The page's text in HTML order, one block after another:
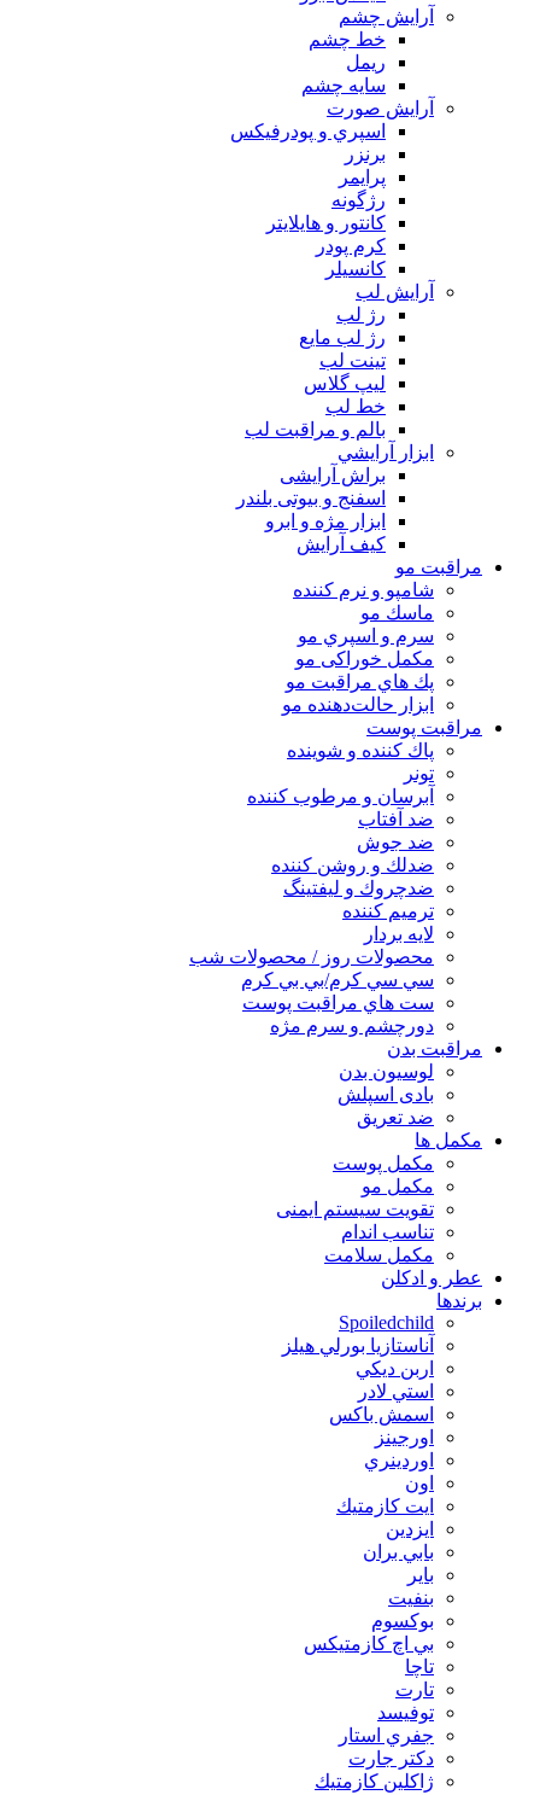
آرايش چشم
خط چشم
ريمل
سايه چشم
آرايش صورت
اسپري و پودرفيكس
برنزر
پرايمر
رژگونه
كانتور و هايلايتر
كرم پودر
كانسيلر
آرايش لب
رژ لب
رژ لب مایع
تینت لب
لیپ گلاس
خط لب
بالم و مراقبت لب
ابزار آرايشي
براش آرایشی
اسفنج و بیوتی بلندر
ابزار مژه و ابرو
کیف آرایش
مراقبت مو
شامپو و نرم كننده
ماسك مو
سرم و اسپري مو
مكمل خوراكی مو
پك هاي مراقبت مو
ابزار حالت‌دهنده مو
مراقبت پوست
پاك كننده و شوينده
تونر
آبرسان و مرطوب كننده
ضد آفتاب
ضد جوش
ضدلك و روشن كننده
ضدچروك و ليفتينگ
ترميم كننده
لايه بردار
محصولات روز / محصولات شب
سي سي كرم/بي بي كرم
ست هاي مراقبت پوست
دورچشم و سرم مژه
مراقبت بدن
لوسیون بدن
بادی اسپلش
ضد تعریق
مكمل ها
مکمل پوست
مکمل مو
تقویت سیستم ایمنی
تناسب اندام
مکمل سلامت
عطر و ادکلن
برندها
Spoiledchild
آناستازيا بورلي هيلز
اربن ديكي
استي لادر
اسمش باكس
اورجينز
اوردينري
اون
ايت كازمتيك
ايزدين
بابي بران
بایر
بنفيت
بوكسوم
بي اچ كازمتيكس
تاچا
تارت
توفيسد
جفري استار
دكتر جارت
ژاكلين كازمتيك